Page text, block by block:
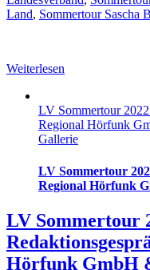
Land, Sommertour Sascha
Weiterlesen
LV Sommertour
Regional Hörfunk
Gallerie
LV Sommertour
Regional Hörfunk
LV Sommertour
Hörfunk GmbH